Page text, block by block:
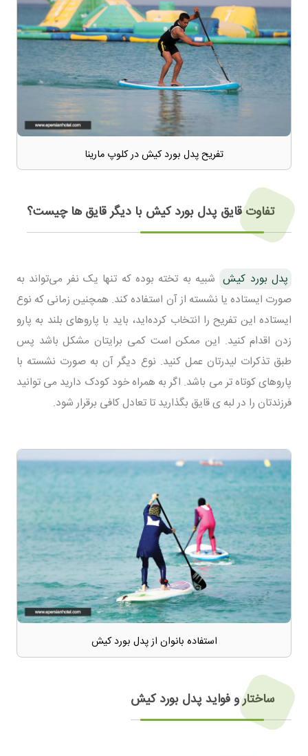
تفریح پدل بورد کیش در کلوپ مارینا
تفاوت قایق پدل بورد کیش با دیگر قایق ها چیست؟
پدل بورد کیش شبیه به تخته بوده که تنها یک نفر می‌تواند به
صورت ایستاده یا نشسته از آن استفاده کند. همچنین زمانی که نوع
ایستاده این تفریح را انتخاب کرده‌اید، باید با پاروهای بلند به پارو
زدن اقدام کنید. این ممکن است کمی برایتان مشکل باشد پس
طبق تذکرات لیدرتان عمل کنید. نوع دیگر آن به صورت نشسته با
پاروهای کوتاه تر می باشد. اگر به همراه خود کودک دارید می توانید
فرزندتان را در لبه ی قایق بگذارید تا تعادل کافی برقرار شود.
استفاده بانوان از پدل بورد کیش
ساختار و فواید پدل بورد کیش